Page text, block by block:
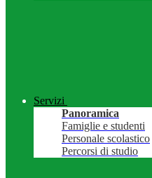
Servizi
Panoramica
Famiglie e studenti
Personale scolastico
Percorsi di studio